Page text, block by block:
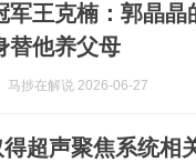
军王克楠：郭晶
替他养父母
马捗在解说 2026-06-27
超声聚焦系统相